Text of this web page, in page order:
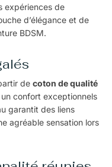
expériences de
d’élégance et de
BDSM.
de coton de qualité
confort exceptionnels
garantit des liens
agréable sensation lors